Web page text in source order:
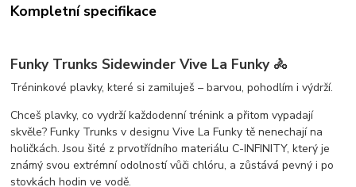
Kompletní specifikace
Funky Trunks Sidewinder Vive La Funky 🚴
Tréninkové plavky, které si zamiluješ – barvou, pohodlím i výdrží.
Chceš plavky, co vydrží každodenní trénink a přitom vypadají
skvěle? Funky Trunks v designu Vive La Funky tě nenechají na
holičkách. Jsou šité z prvotřídního materiáluC-INFINITY, který je
známý svou extrémní odolností vůči chlóru, a zůstává pevný i po
stovkách hodin ve vodě.